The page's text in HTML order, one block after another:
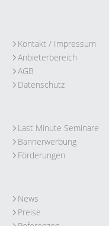
Kontakt / Impressum
Anbieterbereich
AGB
Datenschutz
Last Minute Seminare
Bannerwerbung
Förderungen
News
Preise